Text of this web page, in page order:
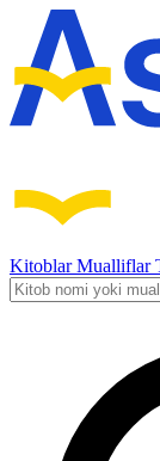
KitoblarMualliflar